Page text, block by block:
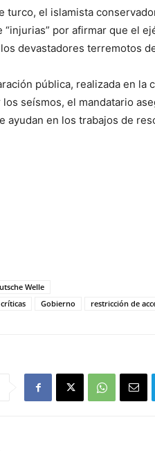
turco, el islamista
“injurias” por afirmar que el
devastadores terremotos
pública, realizada en la
los seísmos, el mandatario
ayudan en los trabajos de
Welle
críticas Gobierno restricción de